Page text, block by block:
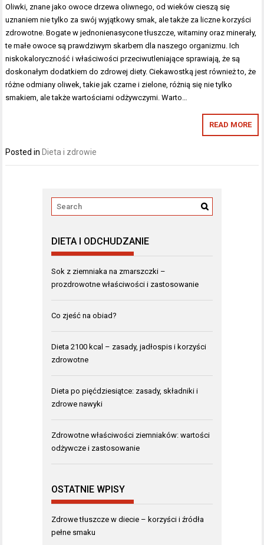
Oliwki, znane jako owoce drzewa oliwnego, od wieków cieszą się
uznaniem nie tylko za swój wyjątkowy smak, ale także za liczne korzyści
zdrowotne. Bogate w jednonienasycone tłuszcze, witaminy oraz minerały,
te małe owoce są prawdziwym skarbem dla naszego organizmu. Ich
niskokaloryczność i właściwości przeciwutleniające sprawiają, że są
doskonałym dodatkiem do zdrowej diety. Ciekawostką jest również to, że
różne odmiany oliwek, takie jak czarne i zielone, różnią się nie tylko
smakiem, ale także wartościami odżywczymi. Warto…
READ MORE
Posted in Dieta i zdrowie
DIETA I ODCHUDZANIE
Sok z ziemniaka na zmarszczki –
prozdrowotne właściwości i zastosowanie
Co zjeść na obiad?
Dieta 2100 kcal – zasady, jadłospis i korzyści
zdrowotne
Dieta po pięćdziesiątce: zasady, składniki i
zdrowe nawyki
Zdrowotne właściwości ziemniaków: wartości
odżywcze i zastosowanie
OSTATNIE WPISY
Zdrowe tłuszcze w diecie – korzyści i źródła
pełne smaku